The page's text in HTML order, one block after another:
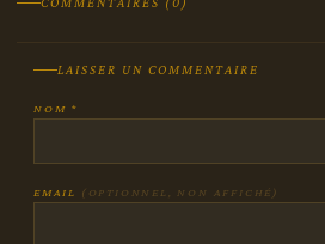
LAISSER UN COMMENTAIRE
NOM *
EMAIL (OPTIONNEL, NON AFFICHÉ)